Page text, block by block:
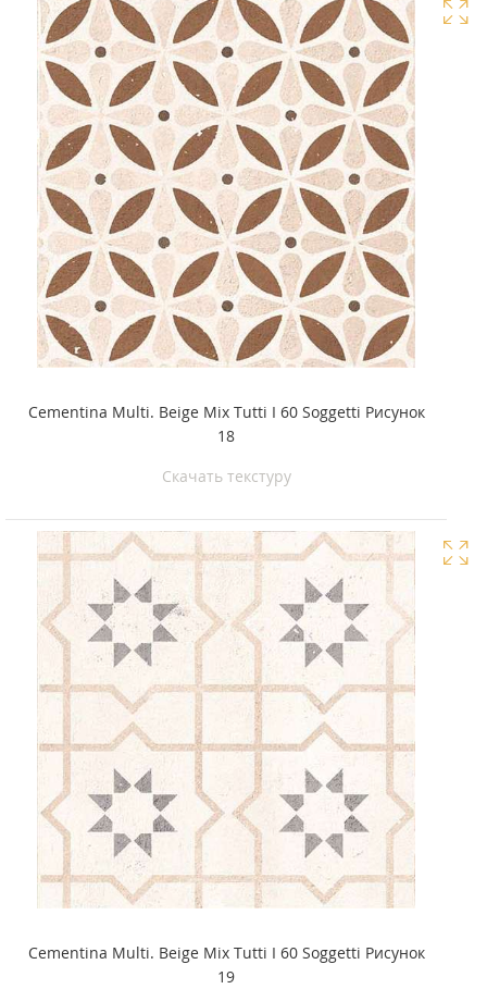
Cementina Multi. Beige Mix Tutti I 60 Soggetti Рисунок
18
Скачать текстуру
Cementina Multi. Beige Mix Tutti I 60 Soggetti Рисунок
19